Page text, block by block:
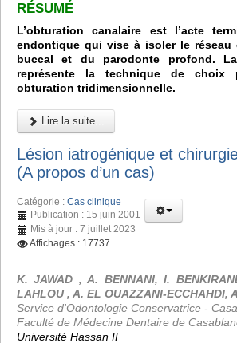
RÉSUMÉ
L’obturation canalaire est l’acte
endontique qui vise à isoler le réseau
buccal et du parodonte profond.
représente la technique de choix
obturation tridimensionnelle.
Lire la suite...
Lésion iatrogénique et
(A propos d’un cas)
Catégorie : Cas clinique
Publication : 15 juin 2001
Mis à jour : 7 juillet 2023
Affichages : 17737
K. JAWAD , A. BENNANI, I.
LAHLOU , A. EL OUAZZANI-ECCHAHDI,
Service d'Odontologie Conservatrice -
Faculté de Médecine Dentaire de
Université Hassan II